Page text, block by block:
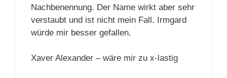
Nachbenennung. Der Name wirkt aber sehr
verstaubt und ist nicht mein Fall. Irmgard
würde mir besser gefallen.
Xaver Alexander – wäre mir zu x-lastig